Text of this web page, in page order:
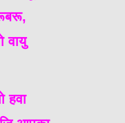
वायु
हवा